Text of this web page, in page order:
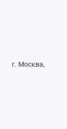
г. Москва,